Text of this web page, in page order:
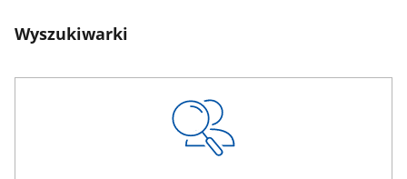
Wyszukiwarki